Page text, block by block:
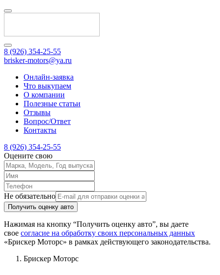
8 (926) 354-25-55
brisker-motors@ya.ru
Онлайн-заявка
Что выкупаем
О компании
Полезные статьи
Отзывы
Вопрос/Ответ
Контакты
8 (926) 354-25-55
Оцените свою
Не обязательно
Получить оценку авто
Нажимая на кнопку “Получить оценку авто”, вы даете
свое согласие на обработку своих персональных данных
«Брискер Моторс» в рамках действующего законодательства.
Брискер Моторс